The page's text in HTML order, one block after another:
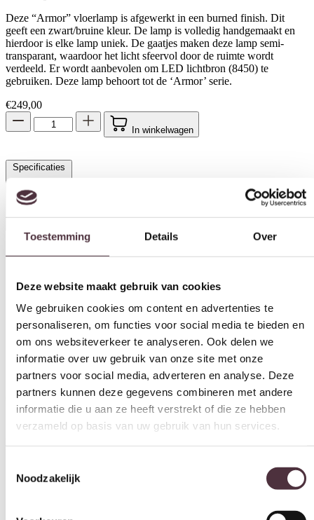
Toestemming
om ons websiteverkeer te analyseren. Ook delen we
partners voor social media, adverteren en analyse. Deze
partners kunnen deze gegevens combineren met andere
informatie die u aan ze heeft verstrekt of die ze hebben
verzameld op basis van uw gebruik van hun services.
Toestemmingsselectie
Noodzakelijk
Deze “Armor” vloerlamp is afgewerkt in een burned finish. Dit
geeft een zwart/bruine kleur. De lamp is volledig handgemaakt en
hierdoor is elke lamp uniek. De gaatjes maken deze lamp semi-
transparant, waardoor het licht sfeervol door de ruimte wordt
verdeeld. Er wordt aanbevolen om LED lichtbron (8450) te
gebruiken. Deze lamp behoort tot de ‘Armor’ serie.
€249,00
In winkelwagen
Specificaties
Merk
Zijlstra
Gratisthuis bezorgd boven de €100,-
2 jaar CBWgarantieop meubelen
Ruim2500m2 showroom
Interessant voor jou